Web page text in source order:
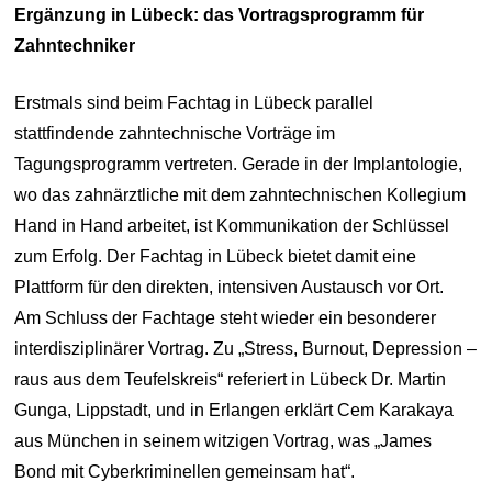
Ergänzung in Lübeck: das Vortragsprogramm für
Zahntechniker
Erstmals sind beim Fachtag in Lübeck parallel
stattfindende zahntechnische Vorträge im
Tagungsprogramm vertreten. Gerade in der Implantologie,
wo das zahnärztliche mit dem zahntechnischen Kollegium
Hand in Hand arbeitet, ist Kommunikation der Schlüssel
zum Erfolg. Der Fachtag in Lübeck bietet damit eine
Plattform für den direkten, intensiven Austausch vor Ort.
Am Schluss der Fachtage steht wieder ein besonderer
interdisziplinärer Vortrag. Zu „Stress, Burnout, Depression –
raus aus dem Teufelskreis“ referiert in Lübeck Dr. Martin
Gunga, Lippstadt, und in Erlangen erklärt Cem Karakaya
aus München in seinem witzigen Vortrag, was „James
Bond mit Cyberkriminellen gemeinsam hat“.